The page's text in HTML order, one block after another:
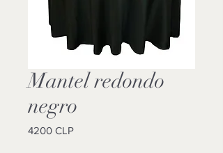
Mantel redondo
negro
4200 CLPPrecio